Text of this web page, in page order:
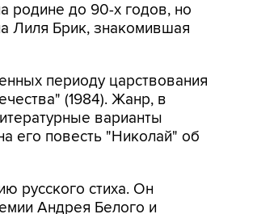
родине до 90-х годов, но
Лиля Брик, знакомившая
периоду царствования
(1984). Жанр, в
варианты
его повесть "Николай" об
русского стиха. Он
Андрея Белого и